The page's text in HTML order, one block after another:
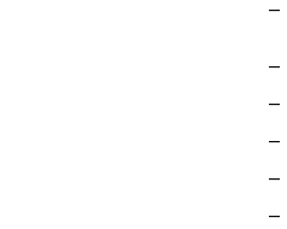
—
—
—
—
—
—